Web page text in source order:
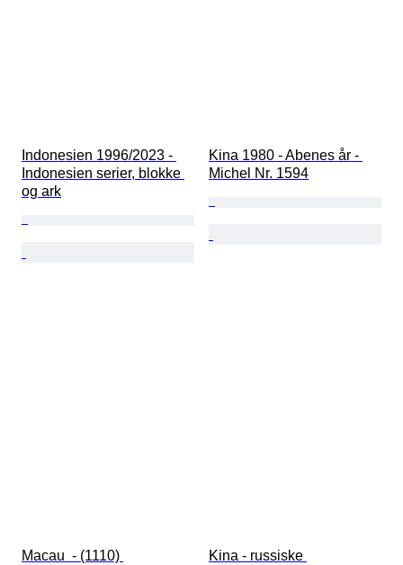
Indonesien 1996/2023 -
Indonesien serier, blokke
og ark
Kina 1980 - Abenes år -
Michel Nr. 1594
Macau  - (1110)
Kina - russiske